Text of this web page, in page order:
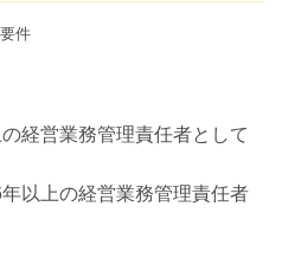
件
経営業務管理責任者として
以上の経営業務管理責任者